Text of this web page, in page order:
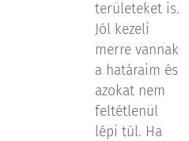
területeket is.
Jól kezeli
merre vannak
a határaim és
azokat nem
feltétlenül
lépi túl. Ha